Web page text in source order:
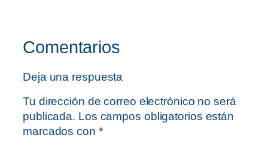
Comentarios
Deja una respuesta
Tu dirección de correo electrónico no será
publicada. Los campos obligatorios están
marcados con *